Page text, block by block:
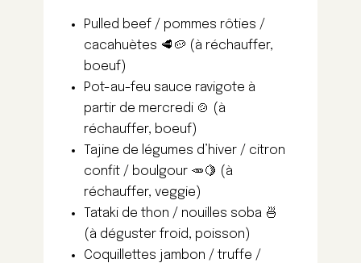
Pulled beef / pommes rôties /
cacahuètes 🥩🥔 (à réchauffer,
boeuf)
Pot-au-feu sauce ravigote à
partir de mercredi 🍲 (à
réchauffer, boeuf)
Tajine de légumes d’hiver / citron
confit / boulgour 🥕🍋 (à
réchauffer, veggie)
Tataki de thon / nouilles soba 🍜
(à déguster froid, poisson)
Coquillettes jambon / truffe /